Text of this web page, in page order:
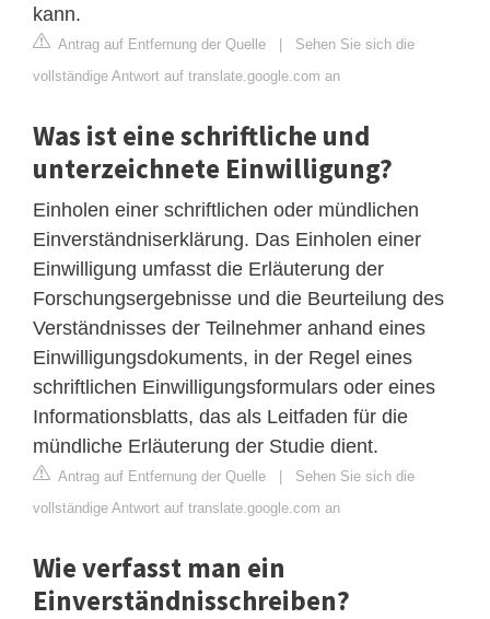
kann.
Antrag auf Entfernung der Quelle | Sehen Sie sich die
vollständige Antwort auf translate.google.com an
Was ist eine schriftliche und
unterzeichnete Einwilligung?
Einholen einer schriftlichen oder mündlichen
Einverständniserklärung. Das Einholen einer
Einwilligung umfasst die Erläuterung der
Forschungsergebnisse und die Beurteilung des
Verständnisses der Teilnehmer anhand eines
Einwilligungsdokuments, in der Regel eines
schriftlichen Einwilligungsformulars oder eines
Informationsblatts, das als Leitfaden für die
mündliche Erläuterung der Studie dient.
Antrag auf Entfernung der Quelle | Sehen Sie sich die
vollständige Antwort auf translate.google.com an
Wie verfasst man ein
Einverständnisschreiben?